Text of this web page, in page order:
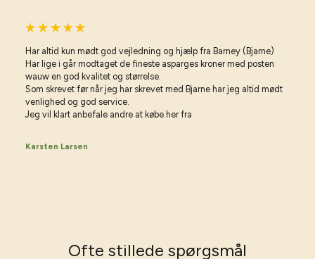
Har altid kun mødt god vejledning og hjælp fra Barney (Bjarne)
Har lige i går modtaget de fineste asparges kroner med posten
wauw en god kvalitet og størrelse.
Som skrevet før når jeg har skrevet med Bjarne har jeg altid mødt
venlighed og god service.
Jeg vil klart anbefale andre at købe her fra
Karsten Larsen
Ofte stillede spørgsmål